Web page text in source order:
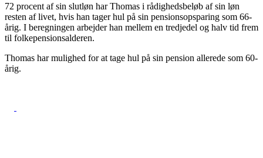
72 procent af sin slutløn har Thomas i rådigheds­beløb af sin løn
resten af livet, hvis han tager hul på sin pensionsopsparing som 66-
årig. I beregningen arbejder han mellem en tredjedel og halv tid frem
til folkepensionsalderen.
Thomas har mulighed for at tage hul på sin pension allerede som 60-
årig.